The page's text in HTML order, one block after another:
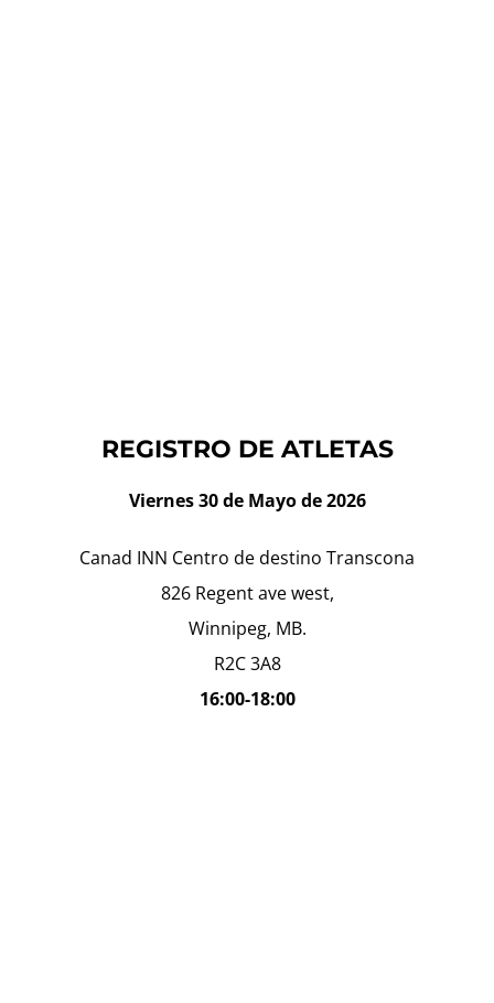
REGISTRO DE ATLETAS
Viernes 30 de Mayo de 2026
Canad INN Centro de destino Transcona
826 Regent ave west,
Winnipeg, MB.
R2C 3A8
16:00-18:00